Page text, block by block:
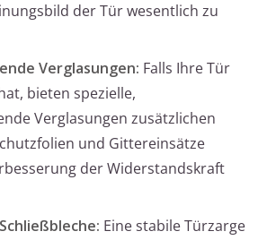
der Tür wesentlich zu
Verglasungen: Falls Ihre Tür
bieten spezielle,
Verglasungen zusätzlichen
und Gittereinsätze
der Widerstandskraft
Eine stabile Türzarge